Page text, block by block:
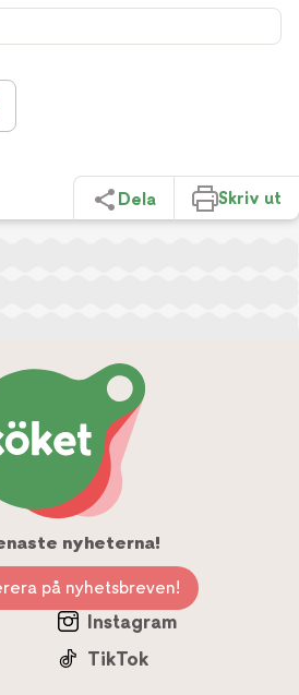
Dela Skriv ut
nyheterna!
på nyhetsbreven!
Instagram
TikTok